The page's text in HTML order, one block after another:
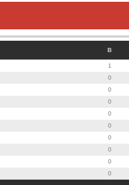
B
1
0
0
0
0
0
0
0
0
0